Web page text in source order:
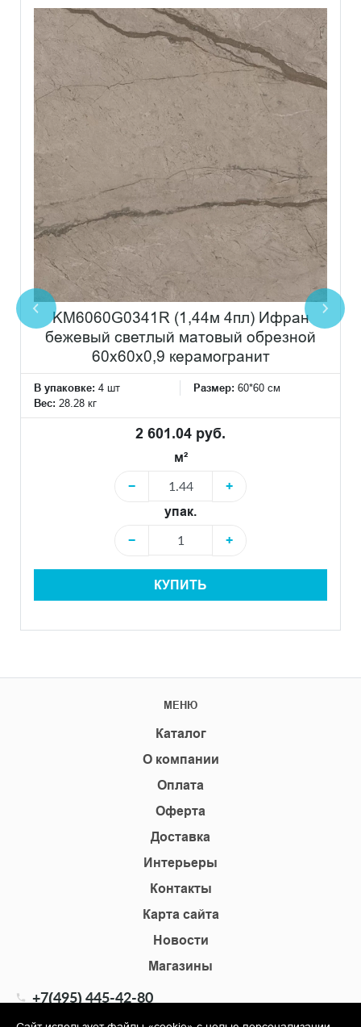
KM6060G0341R (1,44м 4пл) Ифран
бежевый светлый матовый обрезной
60x60x0,9 керамогранит
В упаковке: 4 шт Размер: 60*60 см
Вес: 28.28 кг
2 601.04 руб.
м²
−
+
упак.
−
+
КУПИТЬ
МЕНЮ
Каталог
О компании
Оплата
Оферта
Доставка
Интерьеры
Контакты
Карта сайта
Новости
Магазины
+7(495) 445-42-80